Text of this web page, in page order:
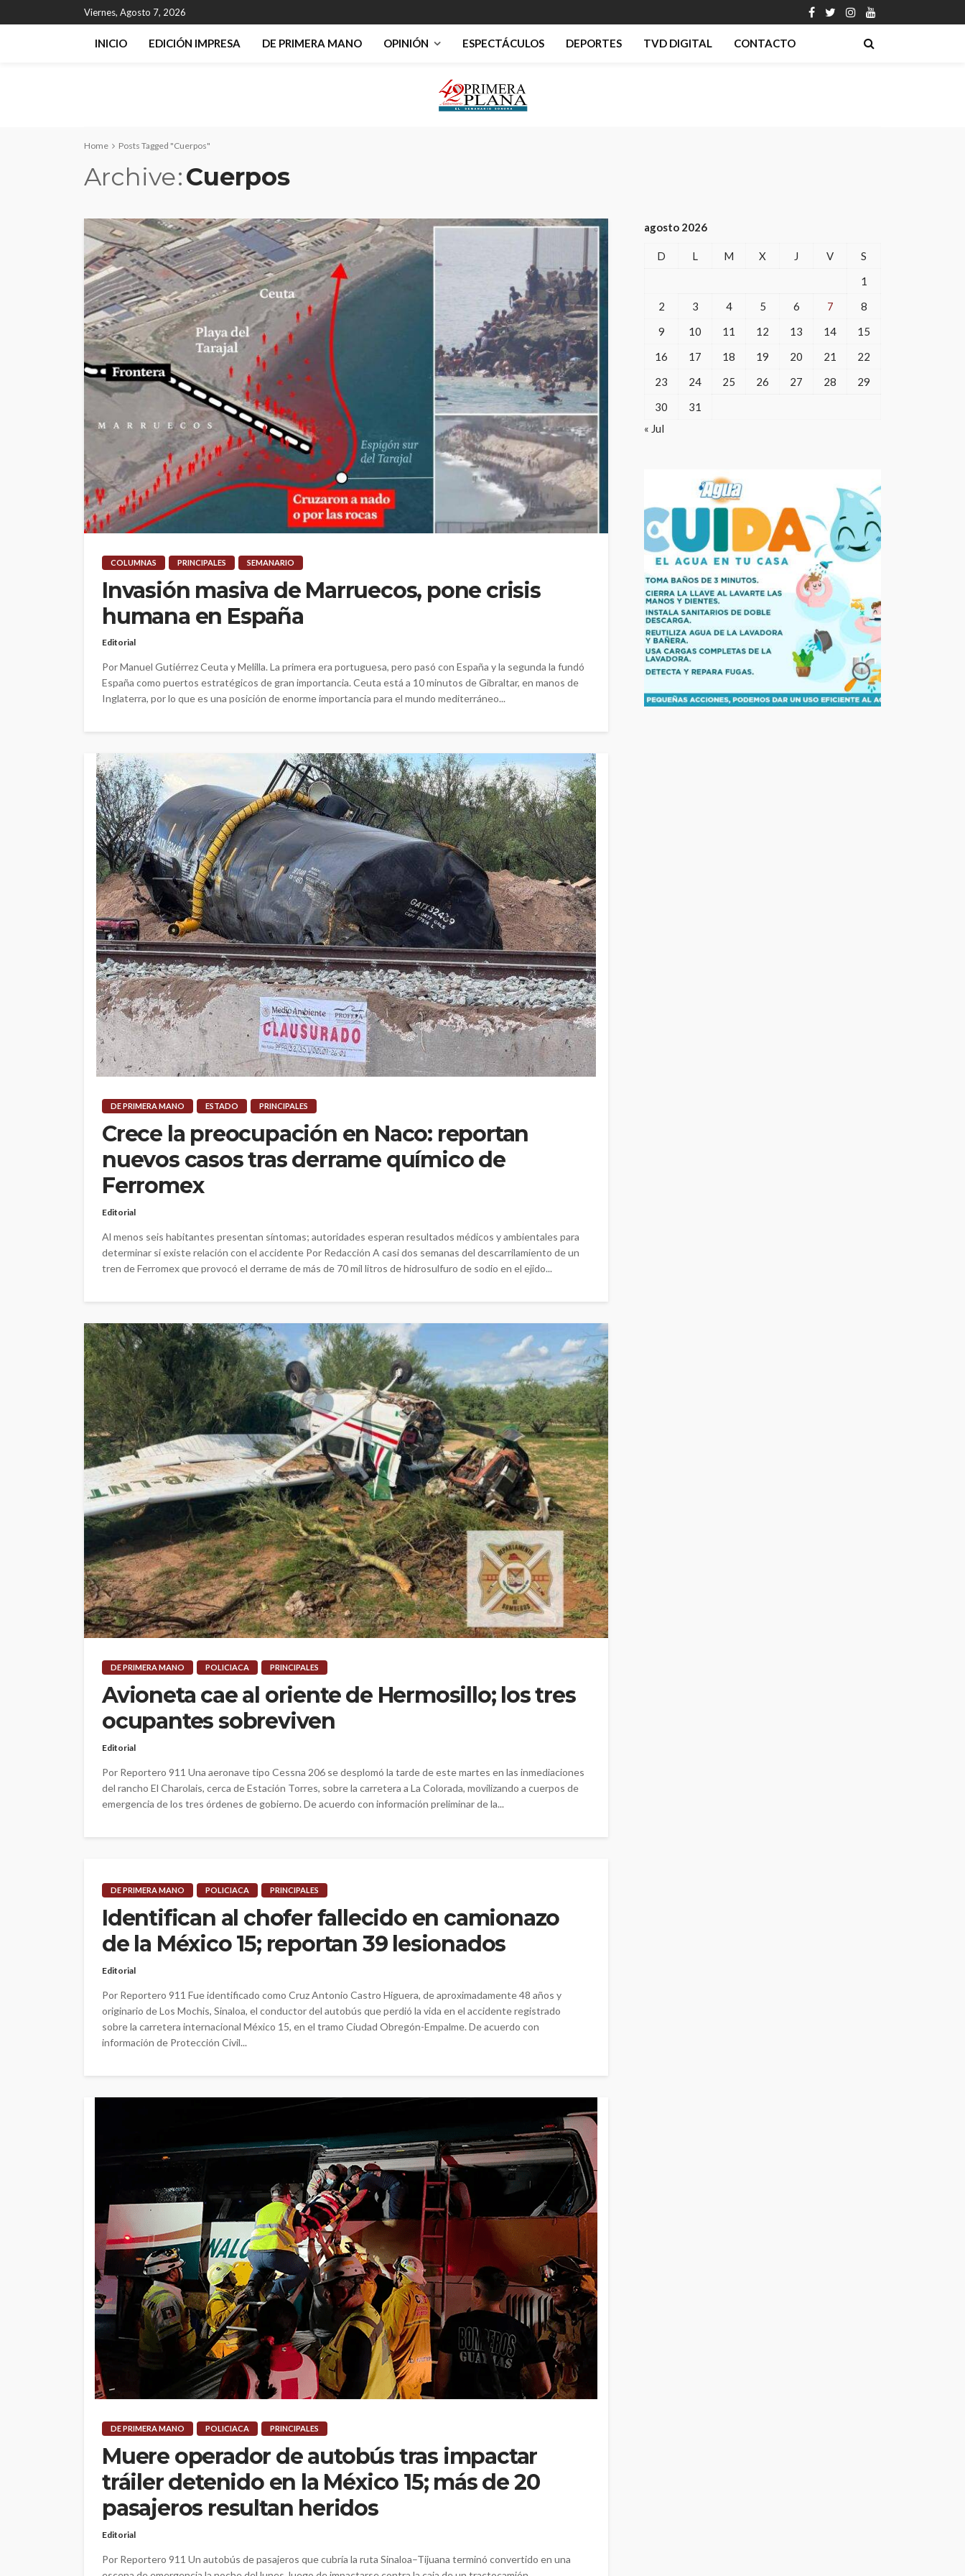
Viernes, Agosto 7, 2026
INICIO EDICIÓN IMPRESA DE PRIMERA MANO OPINIÓN ESPECTÁCULOS DEPORTES TVD DIGITAL CONTACTO
Home Posts Tagged "Cuerpos"
Archive Cuerpos
COLUMNAS PRINCIPALES SEMANARIO
Invasión masiva de Marruecos, pone crisis
humana en España
Editorial
Por Manuel Gutiérrez Ceuta y Melilla. La primera era portuguesa, pero pasó con España y la segunda la fundó
España como puertos estratégicos de gran importancia. Ceuta está a 10 minutos de Gibraltar, en manos de
Inglaterra, por lo que es una posición de enorme importancia para el mundo mediterráneo...
DE PRIMERA MANO ESTADO PRINCIPALES
Crece la preocupación en Naco: reportan
nuevos casos tras derrame químico de
Ferromex
Editorial
Al menos seis habitantes presentan síntomas; autoridades esperan resultados médicos y ambientales para
determinar si existe relación con el accidente Por Redacción A casi dos semanas del descarrilamiento de un
tren de Ferromex que provocó el derrame de más de 70 mil litros de hidrosulfuro de sodio en el ejido...
DE PRIMERA MANO POLICIACA PRINCIPALES
Avioneta cae al oriente de Hermosillo; los tres
ocupantes sobreviven
Editorial
Por Reportero 911 Una aeronave tipo Cessna 206 se desplomó la tarde de este martes en las inmediaciones
del rancho El Charolais, cerca de Estación Torres, sobre la carretera a La Colorada, movilizando a cuerpos de
emergencia de los tres órdenes de gobierno. De acuerdo con información preliminar de la...
DE PRIMERA MANO POLICIACA PRINCIPALES
Identifican al chofer fallecido en camionazo
de la México 15; reportan 39 lesionados
Editorial
Por Reportero 911 Fue identificado como Cruz Antonio Castro Higuera, de aproximadamente 48 años y
originario de Los Mochis, Sinaloa, el conductor del autobús que perdió la vida en el accidente registrado
sobre la carretera internacional México 15, en el tramo Ciudad Obregón-Empalme. De acuerdo con
información de Protección Civil...
DE PRIMERA MANO POLICIACA PRINCIPALES
Muere operador de autobús tras impactar
tráiler detenido en la México 15; más de 20
pasajeros resultan heridos
Editorial
Por Reportero 911 Un autobús de pasajeros que cubría la ruta Sinaloa–Tijuana terminó convertido en una
agosto 2026
D L M X J V
S
1
2
3 4 5 6 7
8
9
10 11 12 13 14
15
16
17 18 19 20 21
22
23
24 25 26 27 28
29
30
31
« Jul